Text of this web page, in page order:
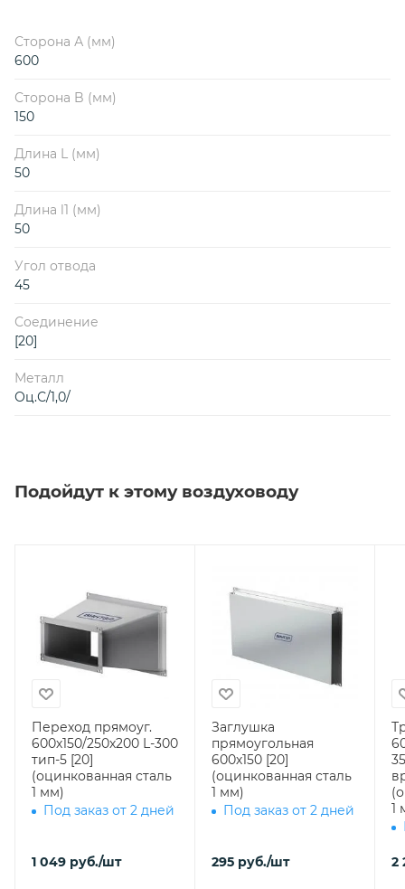
Сторона А (мм)
600
Сторона B (мм)
150
Длина L (мм)
50
Длина l1 (мм)
50
Угол отвода
45
Соединение
[20]
Металл
Оц.С/1,0/
Подойдут к этому воздуховоду
Переход прямоуг.
600х150/250х200 L-300
тип-5 [20]
(оцинкованная сталь
1 мм)
Под заказ от 2 дней
1 049 руб./шт
Заглушка
прямоугольная
600х150 [20]
(оцинкованная сталь
1 мм)
Под заказ от 2 дней
295 руб./шт
1
2